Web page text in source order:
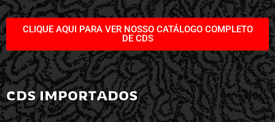
CLIQUE AQUI PARA VER NOSSO CATÁLOGO COMPLETO
DE CDS
CDS IMPORTADOS